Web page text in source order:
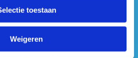
toestaan
Weigeren
sociale media